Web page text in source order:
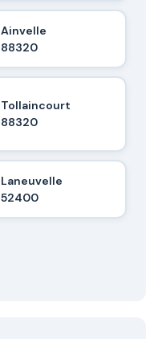
Ainvelle
88320
Tollaincourt
88320
Laneuvelle
52400